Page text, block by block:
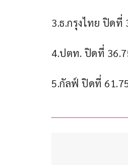
3.ธ.กรุงไทย ปิดที่
4.ปตท. ปิดที่
5.กัลฟ์ ปิดที่